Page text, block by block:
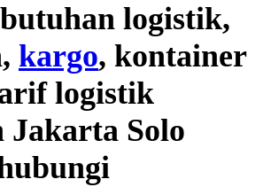
logistik,
kargo, kontainer
logistik
Solo